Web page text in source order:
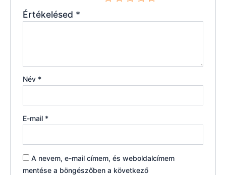
Értékelésed *
Név *
E-mail *
A nevem, e-mail címem, és weboldalcímem
mentése a böngészőben a következő